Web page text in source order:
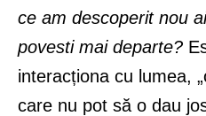
ce am descoperit nou
povesti mai departe?
interacționa cu lumea,
care nu pot să o dau